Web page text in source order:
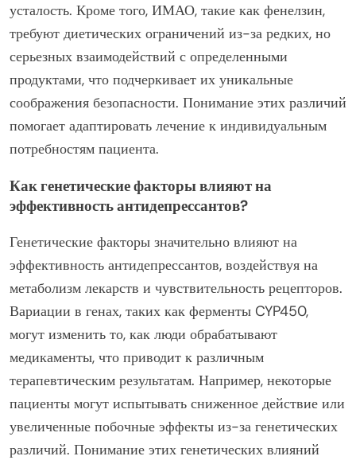
усталость. Кроме того, ИМАО, такие как фенелзин,
требуют диетических ограничений из-за редких, но
серьезных взаимодействий с определенными
продуктами, что подчеркивает их уникальные
соображения безопасности. Понимание этих различий
помогает адаптировать лечение к индивидуальным
потребностям пациента.
Как генетические факторы влияют на
эффективность антидепрессантов?
Генетические факторы значительно влияют на
эффективность антидепрессантов, воздействуя на
метаболизм лекарств и чувствительность рецепторов.
Вариации в генах, таких как ферменты CYP450,
могут изменить то, как люди обрабатывают
медикаменты, что приводит к различным
терапевтическим результатам. Например, некоторые
пациенты могут испытывать сниженное действие или
увеличенные побочные эффекты из-за генетических
различий. Понимание этих генетических влияний